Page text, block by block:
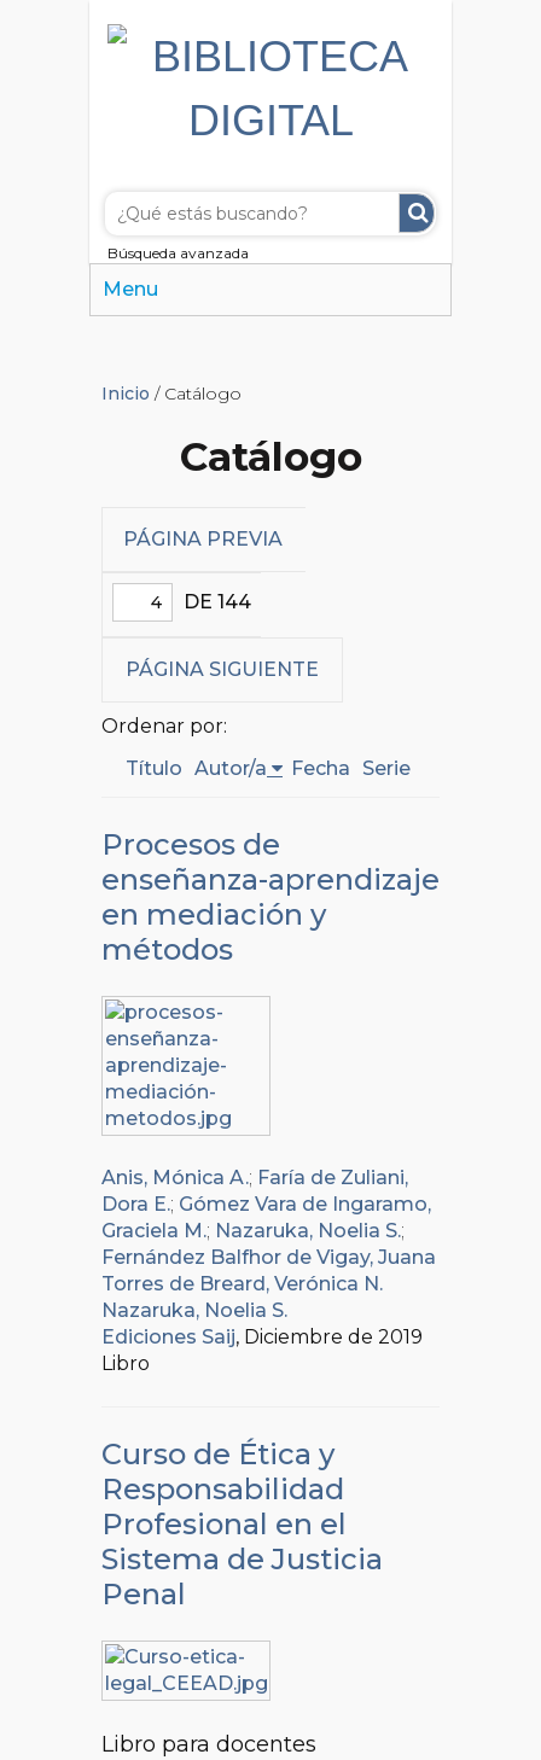
Búsqueda avanzada
Menu
Inicio / Catálogo
Catálogo
PÁGINA PREVIA
DE 144
PÁGINA SIGUIENTE
Ordenar por:
Título Autor/a Fecha Serie
Procesos de
enseñanza-aprendizaje
en mediación y
métodos
Anis, Mónica A.; Faría de Zuliani,
Dora E.; Gómez Vara de Ingaramo,
Graciela M.; Nazaruka, Noelia S.;
Fernández Balfhor de Vigay, Juana
Torres de Breard, Verónica N.
Nazaruka, Noelia S.
Ediciones Saij, Diciembre de 2019
Libro
Curso de Ética y
Responsabilidad
Profesional en el
Sistema de Justicia
Penal
Libro para docentes